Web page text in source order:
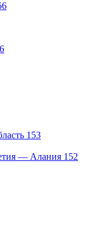
153
— Алания 152